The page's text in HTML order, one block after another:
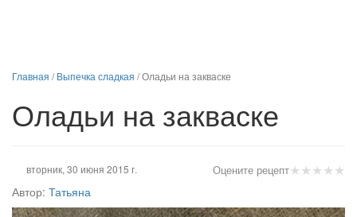
Главная /Выпечка сладкая /Оладьи на закваске
Оладьи на закваске
★★★★★
Оцените рецепт
вторник, 30 июня 2015 г.
Автор: Татьяна